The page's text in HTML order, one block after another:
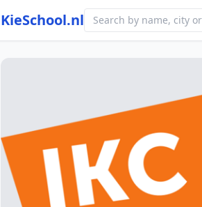
KieSchool.nl